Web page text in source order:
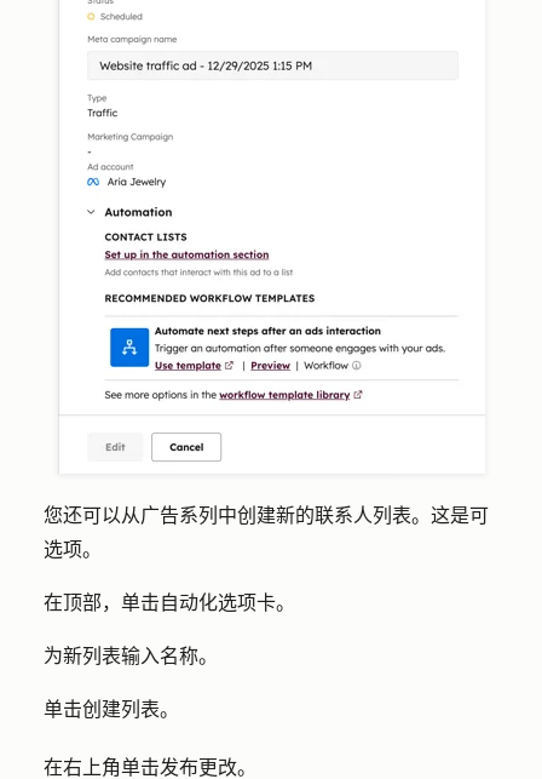
您还可以从广告系列中创建新的联系人列表。这是可
选项。
在顶部，单击自动化选项卡。
为新列表输入名称。
单击创建列表。
在右上角单击发布更改。